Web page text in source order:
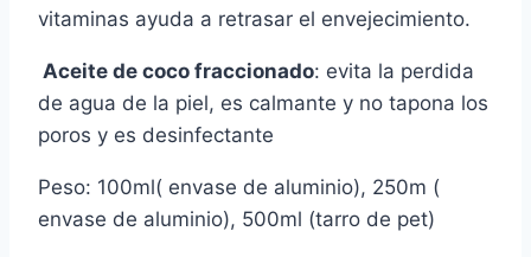
vitaminas ayuda a retrasar el envejecimiento.
Aceite de coco fraccionado: evita la perdida
de agua de la piel, es calmante y no tapona los
poros y es desinfectante
Peso: 100ml( envase de aluminio), 250m (
envase de aluminio), 500ml (tarro de pet)